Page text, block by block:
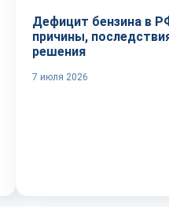
Дефицит бензина в
причины,
решения
7 июля 2026